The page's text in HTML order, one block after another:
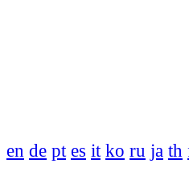
en de pt es it ko ru ja th